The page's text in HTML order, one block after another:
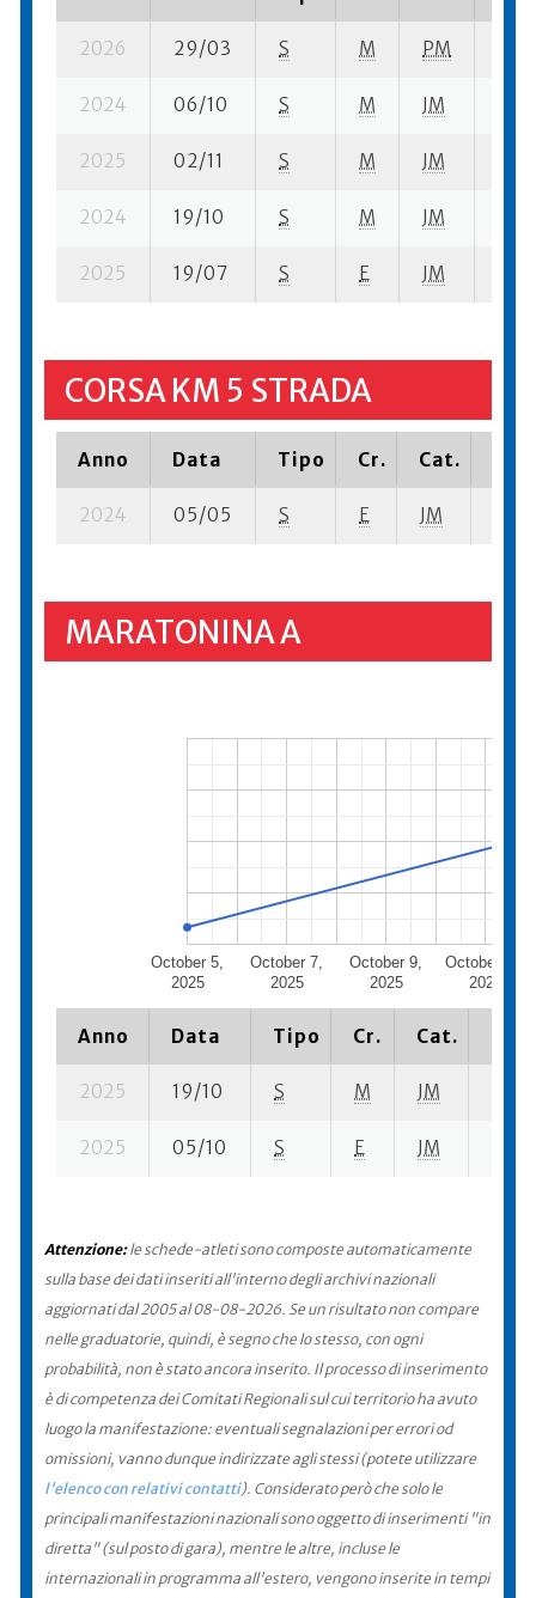
2026 29/03 S M PM
2024 06/10 S M JM
2025 02/11 S M JM
2024 19/10 S M JM
2025 19/07 S E JM
CORSA KM 5 STRADA
Anno Data Tipo Cr. Cat.
2024 05/05 S E JM
MARATONINA A
October 5,
2025
October 7,
2025
October 9,
2025
October 11,
2025
Anno Data Tipo Cr. Cat.
2025 19/10 S M JM
2025 05/10 S E JM
Attenzione:le schede-atleti sono composte automaticamente
sulla base dei dati inseriti all'interno degli archivi nazionali
aggiornati dal 2005 al 08-08-2026. Se un risultato non compare
nelle graduatorie, quindi, è segno che lo stesso, con ogni
probabilità, non è stato ancora inserito. Il processo di inserimento
è di competenza dei Comitati Regionali sul cui territorio ha avuto
luogo la manifestazione: eventuali segnalazioni per errori od
omissioni, vanno dunque indirizzate agli stessi (potete utilizzare
l'elenco con relativi contatti). Considerato però che solo le
principali manifestazioni nazionali sono oggetto di inserimenti "in
diretta" (sul posto di gara), mentre le altre, incluse le
internazionali in programma all'estero, vengono inserite in tempi